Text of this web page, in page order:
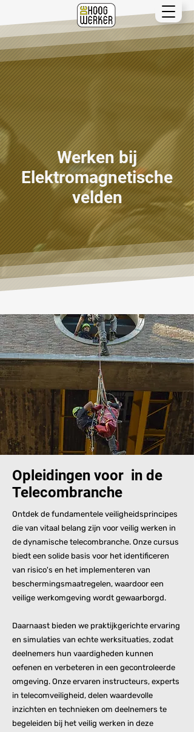
Werken bij
Elektromagnetische
velden
Opleidingen voor in de
Telecombranche
Ontdek de fundamentele veiligheidsprincipes
die van vitaal belang zijn voor veilig werken in
de dynamische telecombranche. Onze cursus
biedt een solide basis voor het identificeren
van risico's en het implementeren van
beschermingsmaatregelen, waardoor een
veilige werkomgeving wordt gewaarborgd.
Daarnaast bieden we praktijkgerichte ervaring
en simulaties van echte werksituaties, zodat
deelnemers hun vaardigheden kunnen
oefenen en verbeteren in een gecontroleerde
omgeving. Onze ervaren instructeurs, experts
in telecomveiligheid, delen waardevolle
inzichten en technieken om deelnemers te
begeleiden bij het veilig werken in deze